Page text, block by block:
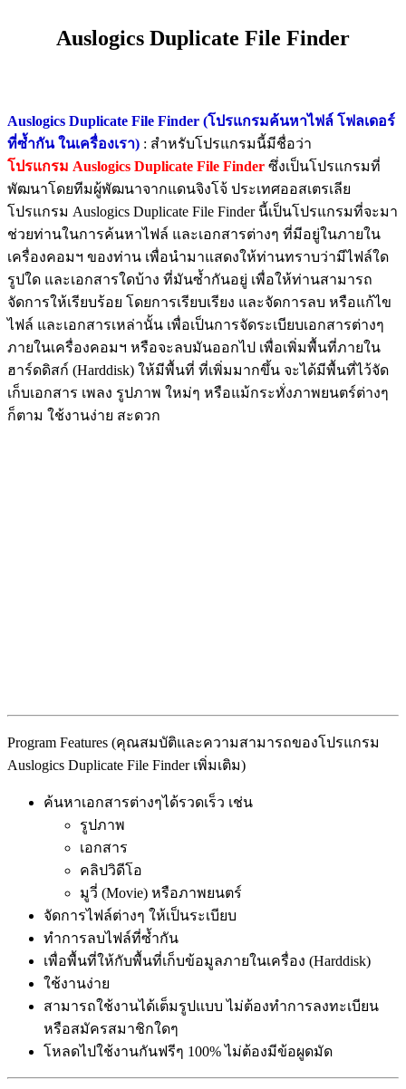
Auslogics Duplicate File Finder
Auslogics Duplicate File Finder (โปรแกรมค้นหาไฟล์ โฟลเดอร์
ที่ซ้ำกัน ในเครื่องเรา) : สำหรับโปรแกรมนี้มีชื่อว่า
โปรแกรม Auslogics Duplicate File Finder ซึ่งเป็นโปรแกรมที่
พัฒนาโดยทีมผู้พัฒนาจากแดนจิงโจ้ ประเทศออสเตรเลีย
โปรแกรม Auslogics Duplicate File Finder นี้เป็นโปรแกรมที่จะมา
ช่วยท่านในการค้นหาไฟล์ และเอกสารต่างๆ ที่มีอยู่ในภายใน
เครื่องคอมฯ ของท่าน เพื่อนำมาแสดงให้ท่านทราบว่ามีไฟล์ใด
รูปใด และเอกสารใดบ้าง ที่มันซ้ำกันอยู่ เพื่อให้ท่านสามารถ
จัดการให้เรียบร้อย โดยการเรียบเรียง และจัดการลบ หรือแก้ไข
ไฟล์ และเอกสารเหล่านั้น เพื่อเป็นการจัดระเบียบเอกสารต่างๆ
ภายในเครื่องคอมฯ หรือจะลบมันออกไป เพื่อเพิ่มพื้นที่ภายใน
ฮาร์ดดิสก์ (Harddisk) ให้มีพื้นที่ ที่เพิ่มมากขึ้น จะได้มีพื้นที่ไว้จัด
เก็บเอกสาร เพลง รูปภาพ ใหม่ๆ หรือแม้กระทั่งภาพยนตร์ต่างๆ
ก็ตาม ใช้งานง่าย สะดวก
Program Features (คุณสมบัติและความสามารถของโปรแกรม
Auslogics Duplicate File Finder เพิ่มเติม)
ค้นหาเอกสารต่างๆได้รวดเร็ว เช่น
รูปภาพ
เอกสาร
คลิปวิดีโอ
มูวี่ (Movie) หรือภาพยนตร์
จัดการไฟล์ต่างๆ ให้เป็นระเบียบ
ทำการลบไฟล์ที่ซ้ำกัน
เพื่อพื้นที่ให้กับพื้นที่เก็บข้อมูลภายในเครื่อง (Harddisk)
ใช้งานง่าย
สามารถใช้งานได้เต็มรูปแบบ ไม่ต้องทำการลงทะเบียน
หรือสมัครสมาชิกใดๆ
โหลดไปใช้งานกันฟรีๆ 100% ไม่ต้องมีข้อผูดมัด